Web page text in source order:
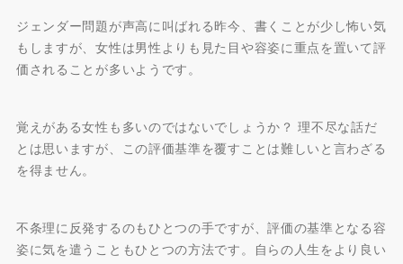
ジェンダー問題が声高に叫ばれる昨今、書くことが少し怖い気
もしますが、女性は男性よりも見た目や容姿に重点を置いて評
価されることが多いようです。
覚えがある女性も多いのではないでしょうか？ 理不尽な話だ
とは思いますが、この評価基準を覆すことは難しいと言わざる
を得ません。
不条理に反発するのもひとつの手ですが、評価の基準となる容
姿に気を遣うこともひとつの方法です。自らの人生をより良い